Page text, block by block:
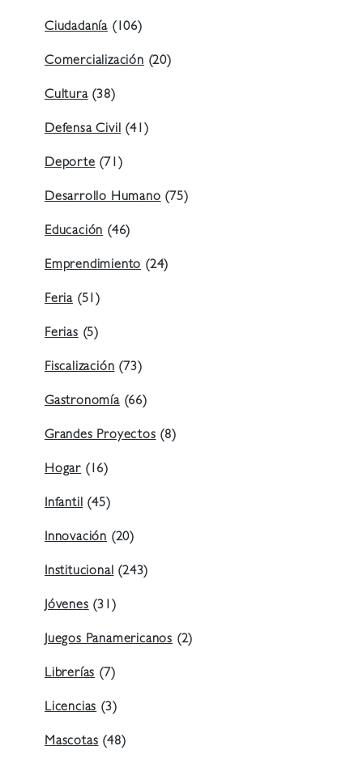
Ciudadanía (106)
Comercialización (20)
Cultura(38)
Defensa Civil (41)
Deporte (71)
Desarrollo Humano (75)
Educación (46)
Emprendimiento (24)
Feria (51)
Ferias (5)
Fiscalización (73)
Gastronomía(66)
Grandes Proyectos (8)
Hogar (16)
Infantil (45)
Innovación (20)
Institucional (243)
Jóvenes (31)
Juegos Panamericanos (2)
Librerías (7)
Licencias (3)
Mascotas (48)